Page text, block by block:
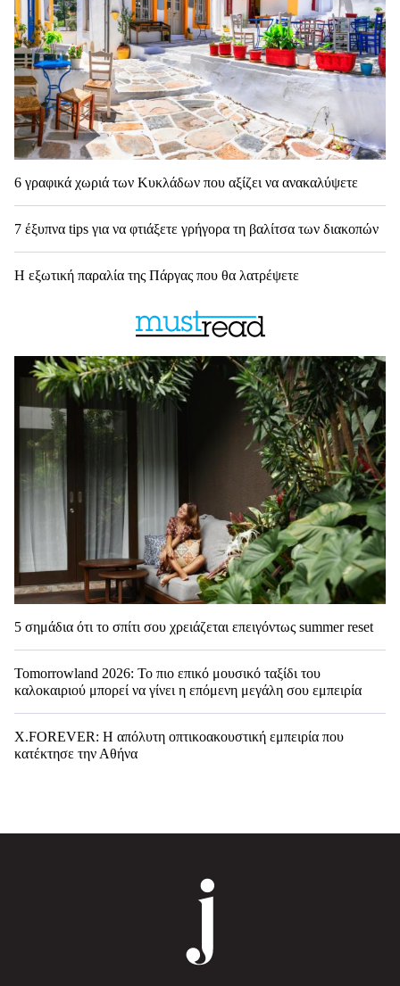
6 γραφικά χωριά των Κυκλάδων που αξίζει να ανακαλύψετε
7 έξυπνα tips για να φτιάξετε γρήγορα τη βαλίτσα των διακοπών
Η εξωτική παραλία της Πάργας που θα λατρέψετε
5 σημάδια ότι το σπίτι σου χρειάζεται επειγόντως summer reset
Tomorrowland 2026: Το πιο επικό μουσικό ταξίδι του
καλοκαιριού μπορεί να γίνει η επόμενη μεγάλη σου εμπειρία
X.FOREVER: Η απόλυτη οπτικοακουστική εμπειρία που
κατέκτησε την Αθήνα